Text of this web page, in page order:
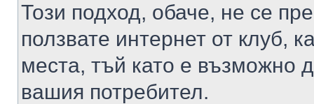
Този подход, обаче, не се
ползвате интернет от клуб,
места, тъй като е възможно
вашия потребител.